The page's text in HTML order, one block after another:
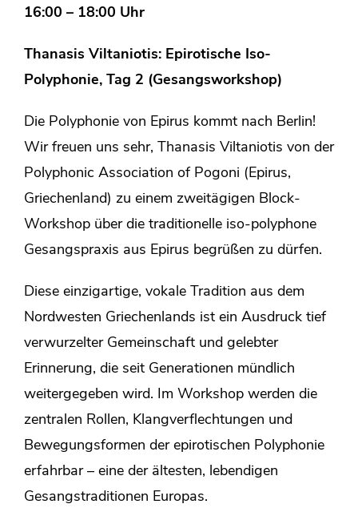
16:00 – 18:00 Uhr
Thanasis Viltaniotis: Epirotische Iso-
Polyphonie, Tag 2 (Gesangsworkshop)
Die Polyphonie von Epirus kommt nach Berlin!
Wir freuen uns sehr, Thanasis Viltaniotis von der
Polyphonic Association of Pogoni (Epirus,
Griechenland) zu einem zweitägigen Block-
Workshop über die traditionelle iso-polyphone
Gesangspraxis aus Epirus begrüßen zu dürfen.
Diese einzigartige, vokale Tradition aus dem
Nordwesten Griechenlands ist ein Ausdruck tief
verwurzelter Gemeinschaft und gelebter
Erinnerung, die seit Generationen mündlich
weitergegeben wird. Im Workshop werden die
zentralen Rollen, Klangverflechtungen und
Bewegungsformen der epirotischen Polyphonie
erfahrbar – eine der ältesten, lebendigen
Gesangstraditionen Europas.